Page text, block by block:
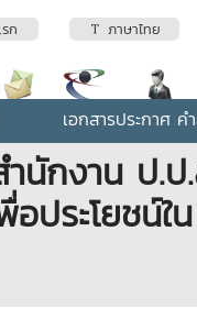
ก ภาษาไทย
เอกสารประกาศ
นักงาน ป.ป
ประโยชน์ใน